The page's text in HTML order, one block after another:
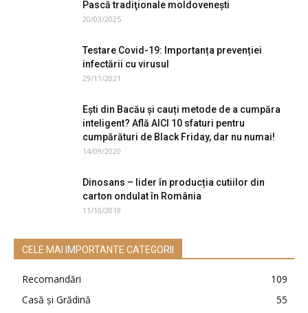
Pască tradiţionale moldovenești
20/03/2025
Testare Covid-19: Importanța prevenției
infectării cu virusul
29/11/2021
Ești din Bacău și cauți metode de a cumpăra
inteligent? Află AICI 10 sfaturi pentru
cumpărături de Black Friday, dar nu numai!
14/09/2020
Dinosans – lider în producția cutiilor din
carton ondulat în România
11/10/2019
CELE MAI IMPORTANTE CATEGORII
Recomandări
109
Casă şi Grădină
55